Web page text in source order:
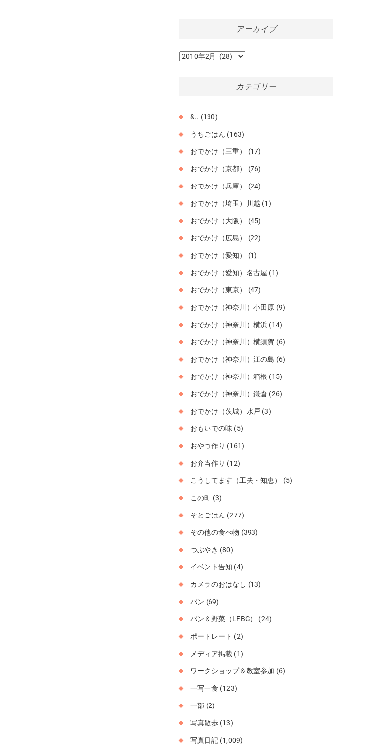
アーカイブ
ア
カテゴリー
&.. (130)
うちごはん (163)
おでかけ（三重） (17)
おでかけ（京都） (76)
おでかけ（兵庫） (24)
おでかけ（埼玉）川越 (1)
おでかけ（大阪） (45)
おでかけ（広島） (22)
おでかけ（愛知） (1)
おでかけ（愛知）名古屋 (1)
おでかけ（東京） (47)
おでかけ（神奈川）小田原 (9)
おでかけ（神奈川）横浜 (14)
おでかけ（神奈川）横須賀 (6)
おでかけ（神奈川）江の島 (6)
おでかけ（神奈川）箱根 (15)
おでかけ（神奈川）鎌倉 (26)
おでかけ（茨城）水戸 (3)
おもいでの味 (5)
おやつ作り (161)
お弁当作り (12)
こうしてます（工夫・知恵） (5)
この町 (3)
そとごはん (277)
その他の食べ物 (393)
つぶやき (80)
イベント告知 (4)
カメラのおはなし (13)
パン (69)
パン＆野菜（LFBG） (24)
ポートレート (2)
メディア掲載 (1)
ワークショップ＆教室参加 (6)
一写一食 (123)
一部 (2)
写真散歩(13)
写真日記(1,009)